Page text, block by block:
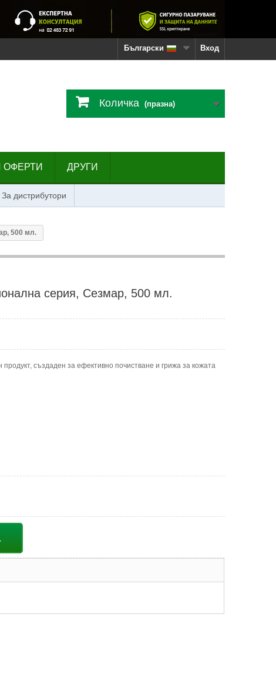
Вход
Български
Количка (празна)
ОФЕРТИ ДРУГИ
За дистрибутори
500 мл.
серия, Сезмар, 500 мл.
създаден за ефективно почистване и грижа за кожата